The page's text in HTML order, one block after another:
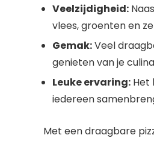
Veelzijdigheid:
vlees, groenten en
Gemak:Veel
genieten van je
Leuke ervaring: Het
iedereen
Met een draagbare